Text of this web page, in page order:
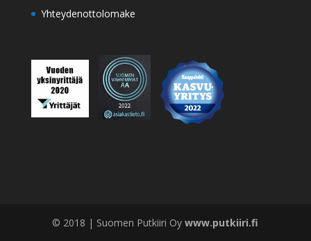
Yhteydenottolomake
© 2018 | Suomen Putkiiri Oywww.putkiiri.fi